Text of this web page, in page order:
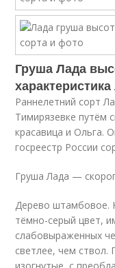
Груша Лада
Раннелетний сорт
Тимирязевке путём
красавица и Ольга.
госреестр России
Груша Лада —
Дерево штамбовое.
тёмно-серый цвет,
слабовыраженных
светлее, чем ствол.